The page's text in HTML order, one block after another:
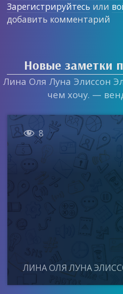
Зарегистрируйтесь или
добавить комментарий
Новые заметки
Лина Оля Луна Элиссон
чем хочу. —
 8
ЛИНА ОЛЯ ЛУНА